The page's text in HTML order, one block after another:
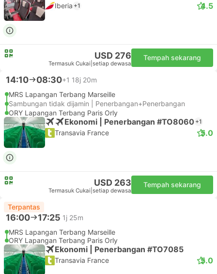
Iberia +1 4.5
USD 276
Termasuk Cukai setiap dewasa
Tempah sekarang
14:10 08:30+1 18j 20m
MRS Lapangan Terbang Marseille
Sambungan tidak dijamin | Penerbangan+Penerbangan
ORY Lapangan Terbang Paris Orly
Ekonomi | Penerbangan #TO8060 +1
Transavia France 5.0
USD 263
Termasuk Cukai setiap dewasa
Tempah sekarang
Terpantas
16:00 17:25 1j 25m
MRS Lapangan Terbang Marseille
ORY Lapangan Terbang Paris Orly
Ekonomi | Penerbangan #TO7085
Transavia France 5.0